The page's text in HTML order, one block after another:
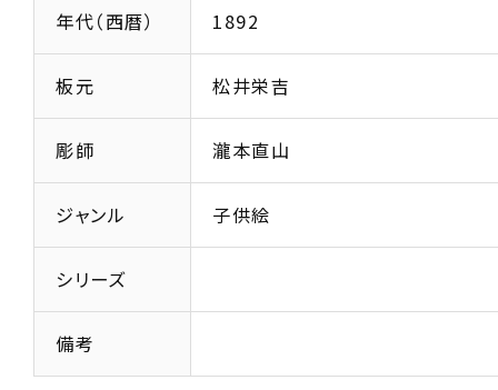
年代（西暦） 1892
板元 松井栄吉
彫師 瀧本直山
ジャンル 子供絵
シリーズ
備考